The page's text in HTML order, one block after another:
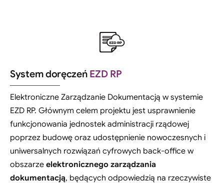
System doręczeń EZD RP
Elektroniczne Zarządzanie Dokumentacją w systemie
EZD RP. Głównym celem projektu jest usprawnienie
funkcjonowania jednostek administracji rządowej
poprzez budowę oraz udostępnienie nowoczesnych i
uniwersalnych rozwiązań cyfrowych back-office w
obszarze elektronicznego zarządzania
dokumentacją, będących odpowiedzią na rzeczywiste